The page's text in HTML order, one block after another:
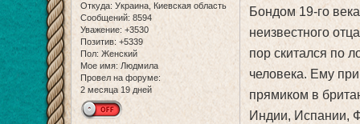
Откуда: Украина, Киевская область
Сообщений: 8594
Уважение: +3530
Позитив: +5339
Пол: Женский
Мое имя: Людмила
Провел на форуме:
2 месяца 19 дней
Бондом 19-го
неизвестного
пор скитался по
человека. Ему
прямиком в
Индии, Испании,